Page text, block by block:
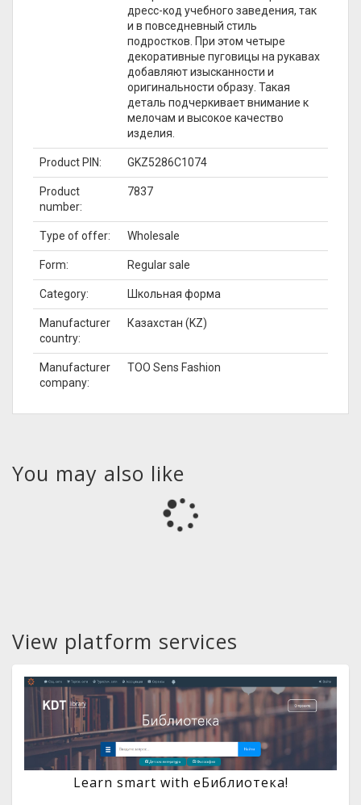
дресс-код учебного заведения, так
и в повседневный стиль
подростков. При этом четыре
декоративные пуговицы на рукавах
добавляют изысканности и
оригинальности образу. Такая
деталь подчеркивает внимание к
мелочам и высокое качество
изделия.
Product PIN: GKZ5286C1074
Product
number:
7837
Type of offer: Wholesale
Form: Regular sale
Category: Школьная форма
Manufacturer
country:
Казахстан (KZ)
Manufacturer
company:
ТОО Sens Fashion
You may also like
View platform services
Learn smart with eБиблиотека!